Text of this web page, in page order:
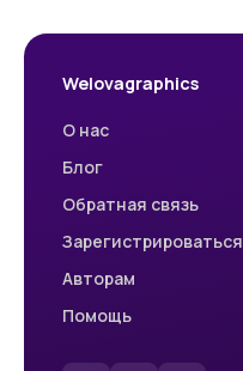
Welovagraphics
О нас
Блог
Обратная связь
Зарегистрироваться
Авторам
Помощь